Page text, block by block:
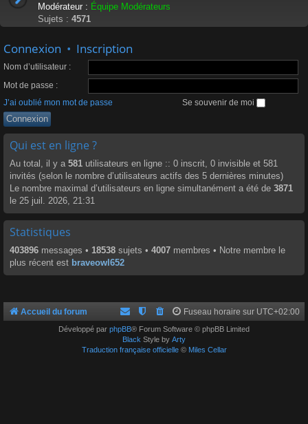
Modérateur : Équipe Modérateurs
Sujets : 4571
Connexion • Inscription
Nom d’utilisateur :
Mot de passe :
J’ai oublié mon mot de passe
Se souvenir de moi
Qui est en ligne ?
Au total, il y a 581 utilisateurs en ligne :: 0 inscrit, 0 invisible et 581
invités (selon le nombre d’utilisateurs actifs des 5 dernières minutes)
Le nombre maximal d’utilisateurs en ligne simultanément a été de 3871
le 25 juil. 2026, 21:31
Statistiques
403896 messages • 18538 sujets • 4007 membres • Notre membre le
plus récent est braveowl652
Accueil du forum Fuseau horaire sur UTC+02:00
Développé par phpBB® Forum Software © phpBB Limited
Black Style by Arty
Traduction française officielle© Miles Cellar